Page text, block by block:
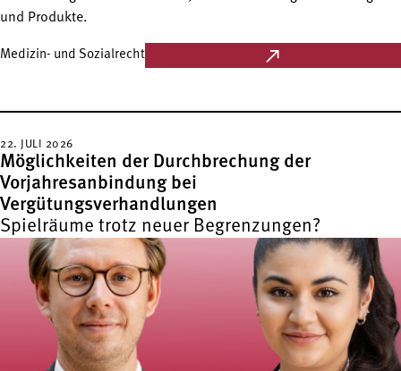
und Produkte.
Medizin- und Sozialrecht
22. JULI 2026
Möglichkeiten der Durchbrechung der
Vorjahresanbindung bei
Vergütungsverhandlungen
Spielräume trotz neuer Begrenzungen?